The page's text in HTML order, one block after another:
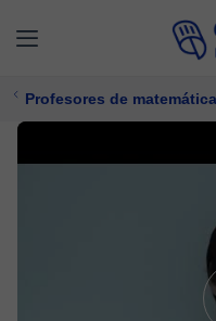
Profesores de